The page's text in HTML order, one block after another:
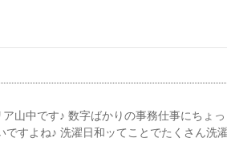
山中です♪ 数字ばかりの事務仕事にちょ
すよね♪ 洗濯日和ッてことでたくさん洗